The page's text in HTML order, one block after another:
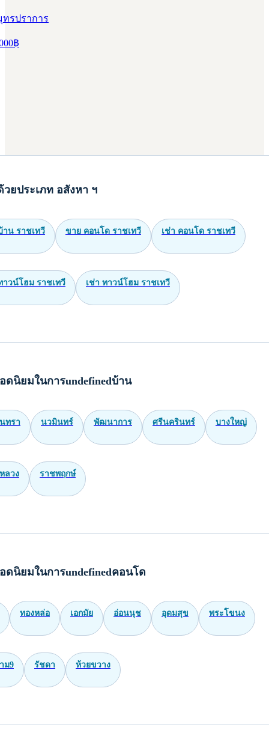
ทรปราการ
฿
ยประเภท อสังหา ฯ
าน ราชเทวี ขาย คอนโด ราชเทวี เช่า คอนโด ราชเทวี
าวน์โฮม ราชเทวี เช่า ทาวน์โฮม ราชเทวี
ดนิยมในการundefinedบ้าน
ทรา นวมินทร์ พัฒนาการ ศรีนครินทร์ บางใหญ่
ลวง ราชพฤกษ์
ดนิยมในการundefinedคอนโด
ทองหล่อ เอกมัย อ่อนนุช อุดมสุข พระโขนง
ม9 รัชดา ห้วยขวาง